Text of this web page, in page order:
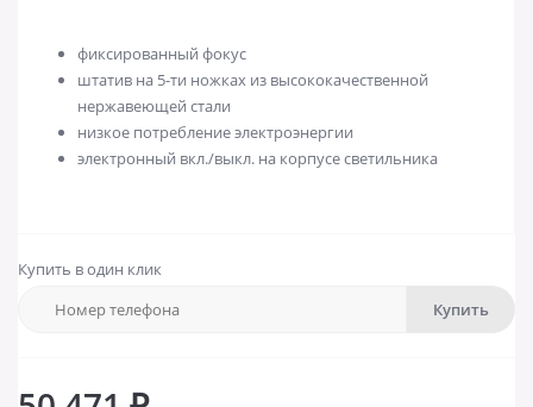
фиксированный фокус
штатив на 5-ти ножках из высококачественной
нержавеющей стали
низкое потребление электроэнергии
электронный вкл./выкл. на корпусе светильника
Купить в один клик
Купить